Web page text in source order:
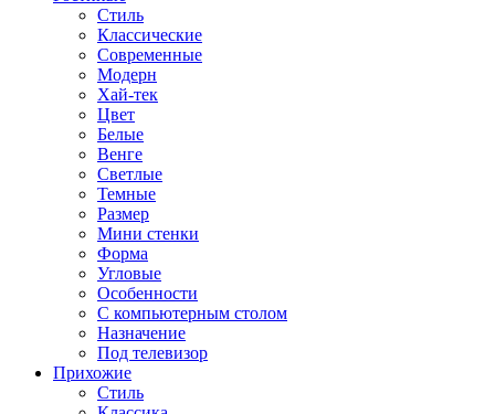
Стиль
Классические
Современные
Модерн
Хай-тек
Цвет
Белые
Венге
Светлые
Темные
Размер
Мини стенки
Форма
Угловые
Особенности
С компьютерным столом
Назначение
Под телевизор
Прихожие
Стиль